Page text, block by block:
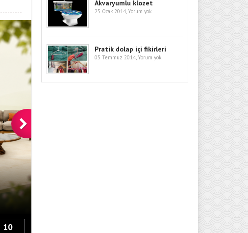
EVINIZIN ATMOSFERINI
MODELLERI VE DEKORASYON
10
Akvaryumlu klozet
25 Ocak 2014, Yorum yok
Pratik dolap içi fikirleri
05 Temmuz 2014, Yorum yok